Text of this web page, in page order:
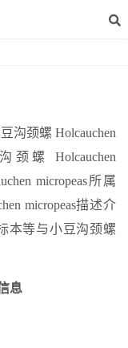
沟颈螺 Holcauchen
颈螺 Holcauchen
micropeas所属
micropeas描述介
本等与小豆沟颈螺
息